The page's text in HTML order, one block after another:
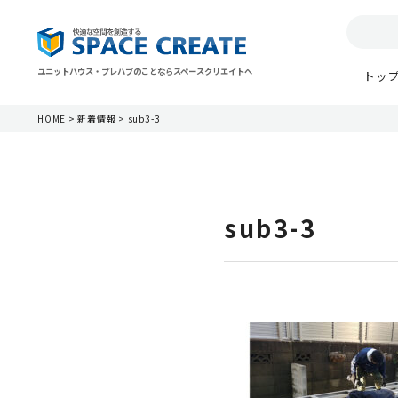
ユニットハウス・プレハブのことならスペースクリエイトへ トッ
HOME >新着情報 > sub3-3
sub3-3